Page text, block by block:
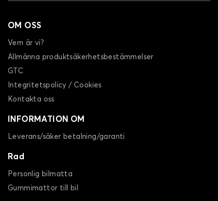
OM OSS
Vem är vi?
Allmänna produktsäkerhetsbestämmelser
GTC
Integritetspolicy / Cookies
Kontakta oss
INFORMATION OM
Leverans/säker betalning/garanti
Rad
Personlig bilmatta
Gummimattor till bil